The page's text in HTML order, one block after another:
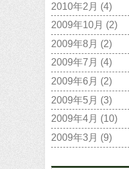
2010年2月 (4)
2009年10月 (2)
2009年8月 (2)
2009年7月 (4)
2009年6月 (2)
2009年5月 (3)
2009年4月 (10)
2009年3月 (9)